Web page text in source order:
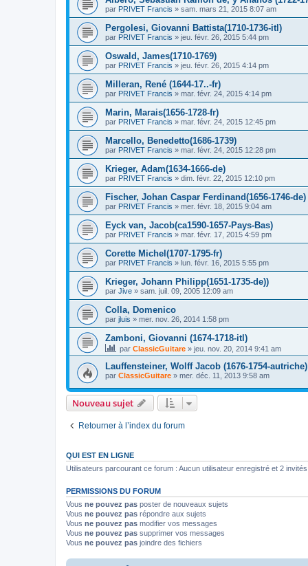
par PRIVET Francis » sam. mars 21, 2015 8:07 am
Pergolesi, Giovanni Battista(1710-1736-itl)
par PRIVET Francis » jeu. févr. 26, 2015 5:44 pm
Oswald, James(1710-1769)
par PRIVET Francis » jeu. févr. 26, 2015 4:14 pm
Milleran, René (1644-17..-fr)
par PRIVET Francis » mar. févr. 24, 2015 4:14 pm
Marin, Marais(1656-1728-fr)
par PRIVET Francis » mar. févr. 24, 2015 12:45 pm
Marcello, Benedetto(1686-1739)
par PRIVET Francis » mar. févr. 24, 2015 12:28 pm
Krieger, Adam(1634-1666-de)
par PRIVET Francis » dim. févr. 22, 2015 12:10 pm
Fischer, Johan Caspar Ferdinand(1656-1746-de)
par PRIVET Francis » mer. févr. 18, 2015 9:04 am
Eyck van, Jacob(ca1590-1657-Pays-Bas)
par PRIVET Francis » mar. févr. 17, 2015 4:59 pm
Corette Michel(1707-1795-fr)
par PRIVET Francis » lun. févr. 16, 2015 5:55 pm
Krieger, Johann Philipp(1651-1735-de))
par Jive » sam. juil. 09, 2005 12:09 am
Colla, Domenico
par jluis » mer. nov. 26, 2014 1:58 pm
Zamboni, Giovanni (1674-1718-itl)
par ClassicGuitare » jeu. nov. 20, 2014 9:41 am
Lauffensteiner, Wolff Jacob (1676-1754-autriche)
par ClassicGuitare » mer. déc. 11, 2013 9:58 am
Nouveau sujet
Retourner à l’index du forum
QUI EST EN LIGNE
Utilisateurs parcourant ce forum : Aucun utilisateur enregistré et 2 invités
PERMISSIONS DU FORUM
Vous ne pouvez pas poster de nouveaux sujets
Vous ne pouvez pas répondre aux sujets
Vous ne pouvez pas modifier vos messages
Vous ne pouvez pas supprimer vos messages
Vous ne pouvez pas joindre des fichiers